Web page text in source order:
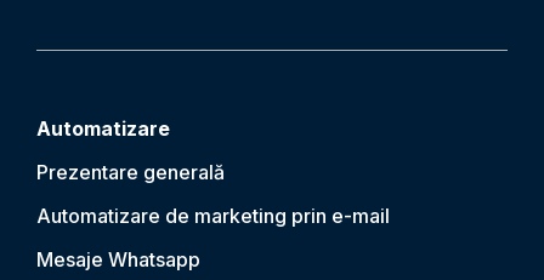
Automatizare
Prezentare generală
Automatizare de marketing prin e-mail
Mesaje Whatsapp